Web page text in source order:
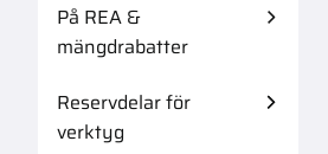
På REA &
mängdrabatter
Reservdelar för
verktyg